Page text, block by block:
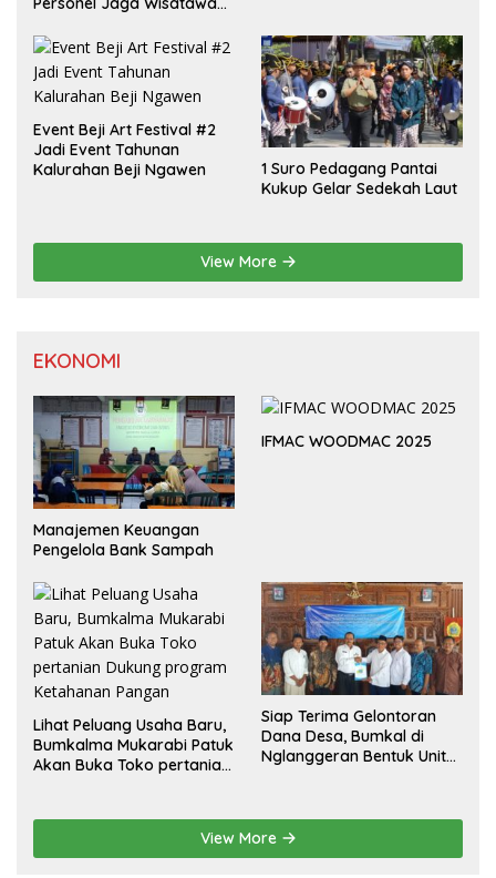
Event Beji Art Festival #2
Jadi Event Tahunan
Kalurahan Beji Ngawen
1 Suro Pedagang Pantai
Kukup Gelar Sedekah Laut
View More
EKONOMI
Manajemen Keuangan
Pengelola Bank Sampah
IFMAC WOODMAC 2025
Lihat Peluang Usaha Baru,
Bumkalma Mukarabi Patuk
Akan Buka Toko pertanian
Siap Terima Gelontoran
Dana Desa, Bumkal di
Nglanggeran Bentuk Unit
View More